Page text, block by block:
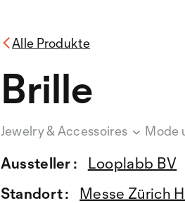
Alle Produkte
Brille
Jewelry & Accessoires Mode
Aussteller :
Looplabb BV
Standort :
Messe Zürich